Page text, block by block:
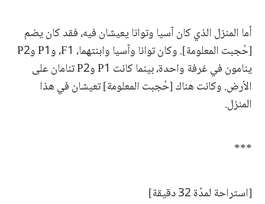
أما المنزل الذي كان آسيا وتوانا يعيشان فيه، فقد كان يضم
[حُجبت المعلومة]. وكان توانا وآسيا وابنتهما، F1، وP1 وP2
ينامون في غرفة واحدة، بينما كانت P1 وP2 تنامان على
الأرض. وكانت هناك [حُجبت المعلومة] تعيشان في هذا
المنزل.
***
[استراحة لمدّة 32 دقيقة]